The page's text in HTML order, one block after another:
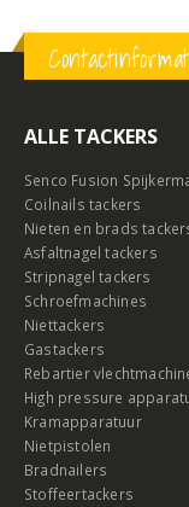
ALLE TACKERS
Senco Fusion
Coilnails tackers
Nieten en brads
Asfaltnagel tackers
Stripnagel tackers
Schroefmachines
Niettackers
Gastackers
Rebartier
High pressure
Kramapparatuur
Nietpistolen
Bradnailers
Stoffeertackers